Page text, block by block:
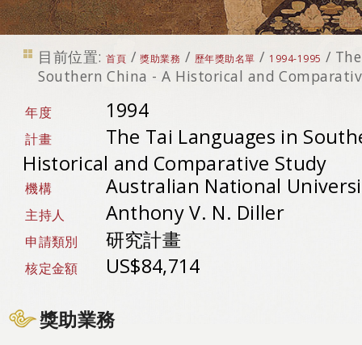
目前位置: 首頁 /獎助業務 / 歷年獎助名單 / 1994-1995 /
Southern China - A Historical and
年度 1994
計畫
The Tai Languages in
Historical and Comparative Study
機構 Australian National
主持人 Anthony V. N. Diller
申請類別 研究計畫
核定金額 US$84,714
獎助業務